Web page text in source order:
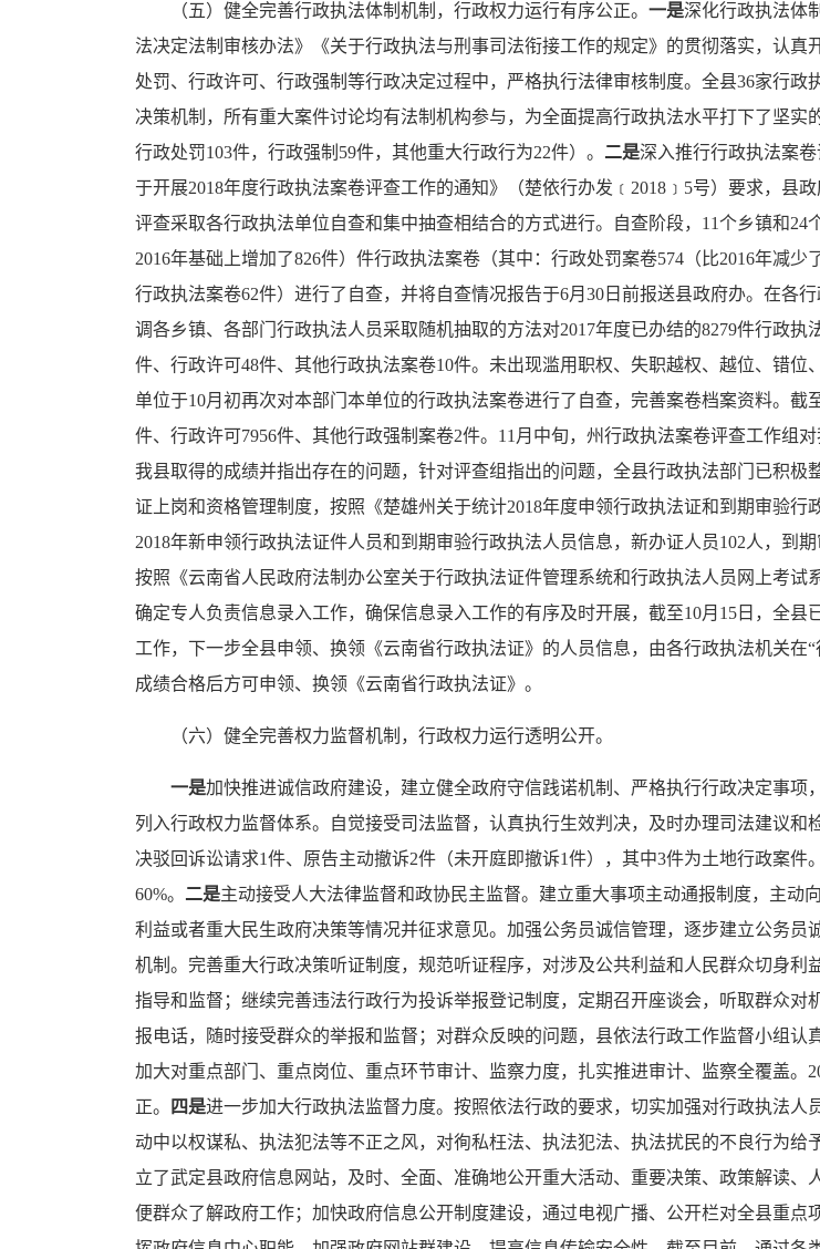
（五）健全完善行政执法体制机制，行政权力运行有序公正。 一是深化行政执法体
法决定法制审核办法》《关于行政执法与刑事司法衔接工作的规定》的贯彻落实，认
处罚、行政许可、行政强制等行政决定过程中，严格执行法律审核制度。全县36家行
决策机制，所有重大案件讨论均有法制机构参与，为全面提高行政执法水平打下了坚实
行政处罚103件，行政强制59件，其他重大行政行为22件）。 二是深入推行行政执法案
于开展2018年度行政执法案卷评查工作的通知》（楚依行办发﹝2018﹞5号）要求，县
评查采取各行政执法单位自查和集中抽查相结合的方式进行。自查阶段，11个乡镇和24
2016年基础上增加了826件）件行政执法案卷（其中：行政处罚案卷574（比2016年减
行政执法案卷62件）进行了自查，并将自查情况报告于6月30日前报送县政府办。在各
调各乡镇、各部门行政执法人员采取随机抽取的方法对2017年度已办结的8279件行政
件、行政许可48件、其他行政执法案卷10件。未出现滥用职权、失职越权、越位、错
单位于10月初再次对本部门本单位的行政执法案卷进行了自查，完善案卷档案资料。截
件、行政许可7956件、其他行政强制案卷2件。11月中旬，州行政执法案卷评查工作组
我县取得的成绩并指出存在的问题，针对评查组指出的问题，全县行政执法部门已积极
证上岗和资格管理制度，按照《楚雄州关于统计2018年度申领行政执法证和到期审验
2018年新申领行政执法证件人员和到期审验行政执法人员信息，新办证人员102人，到
按照《云南省人民政府法制办公室关于行政执法证件管理系统和行政执法人员网上考
确定专人负责信息录入工作，确保信息录入工作的有序及时开展，截至10月15日，全
工作，下一步全县申领、换领《云南省行政执法证》的人员信息，由各行政执法机关在
成绩合格后方可申领、换领《云南省行政执法证》。
（六）健全完善权力监督机制，行政权力运行透明公开。
一是加快推进诚信政府建设，建立健全政府守信践诺机制、严格执行行政决定事
列入行政权力监督体系。自觉接受司法监督，认真执行生效判决，及时办理司法建议和
决驳回诉讼请求1件、原告主动撤诉2件（未开庭即撤诉1件），其中3件为土地行政案
60%。 二是主动接受人大法律监督和政协民主监督。建立重大事项主动通报制度，主
利益或者重大民生政府决策等情况并征求意见。加强公务员诚信管理，逐步建立公务员
机制。完善重大行政决策听证制度，规范听证程序，对涉及公共利益和人民群众切身
指导和监督；继续完善违法行政行为投诉举报登记制度，定期召开座谈会，听取群众
报电话，随时接受群众的举报和监督；对群众反映的问题，县依法行政工作监督小组认
加大对重点部门、重点岗位、重点环节审计、监察力度，扎实推进审计、监察全覆盖。
正。
四是进一步加大行政执法监督力度。按照依法行政的要求，切实加强对行政执法
动中以权谋私、执法犯法等不正之风，对徇私枉法、执法犯法、执法扰民的不良行为给
立了武定县政府信息网站，及时、全面、准确地公开重大活动、重要决策、政策解读
便群众了解政府工作；加快政府信息公开制度建设，通过电视广播、公开栏对全县重